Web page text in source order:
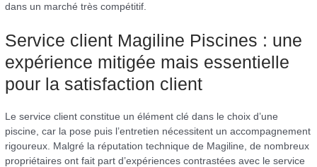
dans un marché très compétitif.
Service client Magiline Piscines : une
expérience mitigée mais essentielle
pour la satisfaction client
Le service client constitue un élément clé dans le choix d’une
piscine, car la pose puis l’entretien nécessitent un accompagnement
rigoureux. Malgré la réputation technique de Magiline, de nombreux
propriétaires ont fait part d’expériences contrastées avec le service